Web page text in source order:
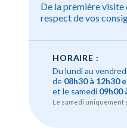
De la première visite
respect de vos
HORAIRE :
Du lundi au
de 08h30 à 12h30
et le samedi 09h00
Le samedi uniquement